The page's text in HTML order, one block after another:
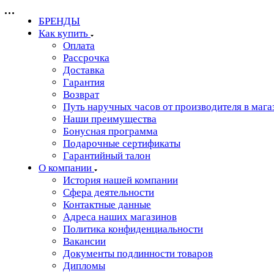
БРЕНДЫ
Как купить
Оплата
Рассрочка
Доставка
Гарантия
Возврат
Путь наручных часов от производителя в
Наши преимущества
Бонусная программа
Подарочные сертификаты
Гарантийный талон
О компании
История нашей компании
Сфера деятельности
Контактные данные
Адреса наших магазинов
Политика конфиденциальности
Вакансии
Документы подлинности товаров
Дипломы